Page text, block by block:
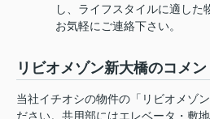
し、ライフスタイルに適した
お気軽にご連絡下さい。
リビオメゾン新大橋のコメ
当社イチオシの物件の「リビオメゾ
ださい。共用部にはエレベータ・敷